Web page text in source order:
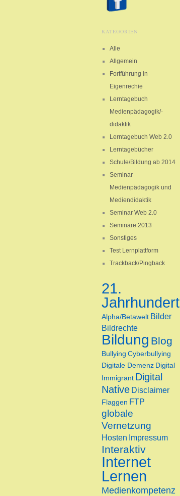
KATEGORIEN
Alle
Allgemein
Fortführung in
Eigenrechie
Lerntagebuch
Medienpädagogik/-
didaktik
Lerntagebuch Web 2.0
Lerntagebücher
Schule/Bildung ab 2014
Seminar
Medienpädagogik und
Mediendidaktik
Seminar Web 2.0
Seminare 2013
Sonstiges
Test Lernplattform
Trackback/Pingback
21.
Jahrhundert
Alpha/Betawelt Bilder
Bildrechte
Bildung Blog
Bullying Cyberbullying
Digitale Demenz Digital
Immigrant Digital
Native Disclaimer
Flaggen FTP
globale
Vernetzung
Hosten Impressum
Interaktiv
Internet
Lernen
Medienkompetenz